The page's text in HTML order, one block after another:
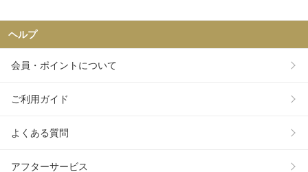
ヘルプ
会員・ポイントについて
ご利用ガイド
よくある質問
アフターサービス